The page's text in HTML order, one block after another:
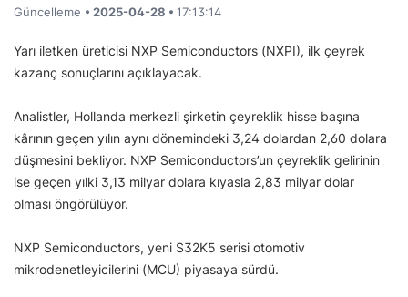
Güncelleme • 2025-04-28 • 17:13:14
Yarı iletken üreticisi NXP Semiconductors (NXPI), ilk çeyrek
kazanç sonuçlarını açıklayacak.
Analistler, Hollanda merkezli şirketin çeyreklik hisse başına
kârının geçen yılın aynı dönemindeki 3,24 dolardan 2,60 dolara
düşmesini bekliyor. NXP Semiconductors’un çeyreklik gelirinin
ise geçen yılki 3,13 milyar dolara kıyasla 2,83 milyar dolar
olması öngörülüyor.
NXP Semiconductors, yeni S32K5 serisi otomotiv
mikrodenetleyicilerini (MCU) piyasaya sürdü.